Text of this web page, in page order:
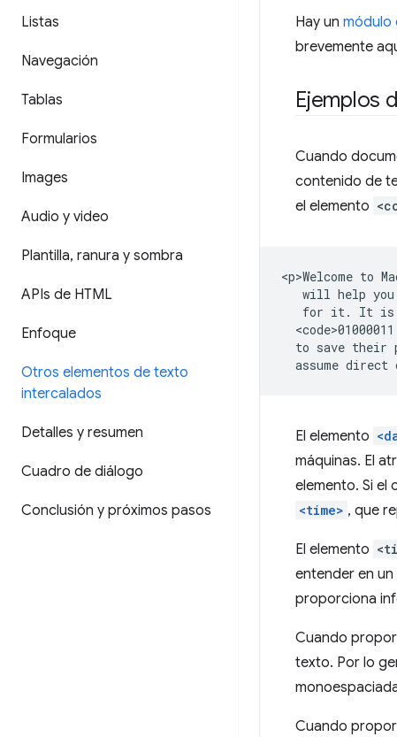
Listas
Navegación
Tablas
Formularios
Images
Audio y video
Plantilla, ranura y sombra
APIs de HTML
Enfoque
Otros elementos de texto
intercalados
Detalles y resumen
Cuadro de diálogo
Conclusión y próximos pasos
Hay un módulo
brevemente
Ejemplos
Cuando
contenido de
el elemento
<p>Welcome to
will help
for it. It
to save their
El elemento
máquinas. El
elemento. Si el
<time> , que
El elemento
entender en
proporciona
Cuando
texto. Por lo
Cuando